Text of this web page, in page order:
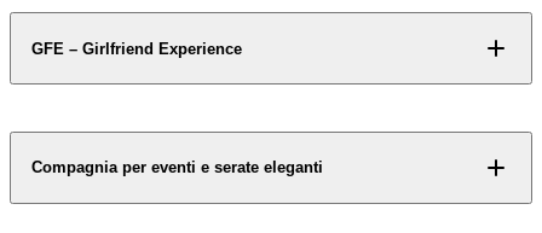
GFE – Girlfriend Experience
Compagnia per eventi e serate eleganti